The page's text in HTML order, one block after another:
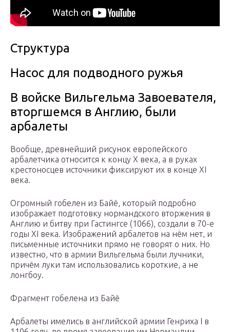
Структура
Насос для подводного ружья
В войске Вильгельма Завоевателя,
вторгшемся в Англию, были
арбалеты
Вообще, древнейший рисунок европейского
арбалетчика относится к концу X века, а в руках
крестоносцев источники фиксируют их в конце XI
века.
Огромный гобелен из Байё, который подробно
изображает подготовку нормандского вторжения в
Англию и битву при Гастингсе (1066), создали в 70-е
годы XI века. Изображений арбалетов на нём нет, и
письменные источники прямо не говорят о них. Но
известно, что в армии Вильгельма были лучники,
причём луки там использовались короткие, а не
лонгбоу.
Фрагмент гобелена из Байё
Арбалеты имелись в английской армии Генриха I в